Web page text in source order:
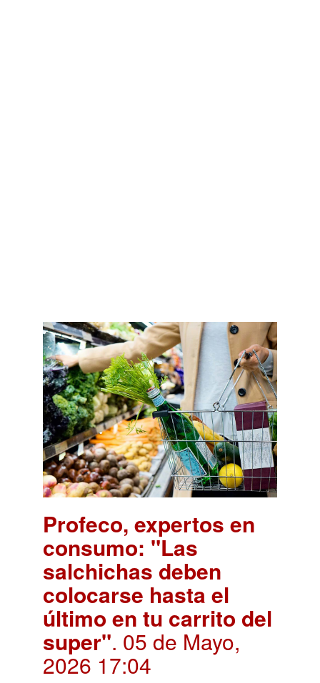
Profeco, expertos en
consumo: "Las
salchichas deben
colocarse hasta el
último en tu carrito del
super". 05 de Mayo,
2026 17:04